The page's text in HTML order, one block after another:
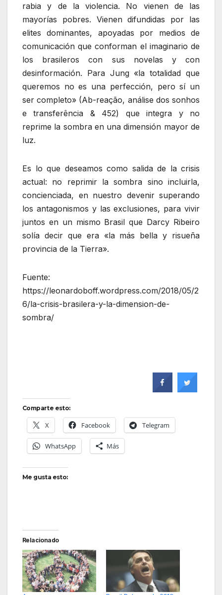
rabia y de la violencia. No vienen de las
mayorías pobres. Vienen difundidas por las
elites dominantes, apoyadas por medios de
comunicación que conforman el imaginario de
los brasileros con sus novelas y con
desinformación. Para Jung «la totalidad que
queremos no es una perfección, pero sí un
ser completo» (Ab-reação, análise dos sonhos
e transferência & 452) que integra y no
reprime la sombra en una dimensión mayor de
luz.
Es lo que deseamos como salida de la crisis
actual: no reprimir la sombra sino incluirla,
concienciada, en nuestro devenir superando
los antagonismos y las exclusiones, para vivir
juntos en un mismo Brasil que Darcy Ribeiro
solía decir que era «la más bella y risueña
provincia de la Tierra».
Fuente:
https://leonardoboff.wordpress.com/2018/05/2
6/la-crisis-brasilera-y-la-dimension-de-
sombra/
Comparte esto:
X Facebook Telegram
WhatsApp Más
Me gusta esto:
Relacionado